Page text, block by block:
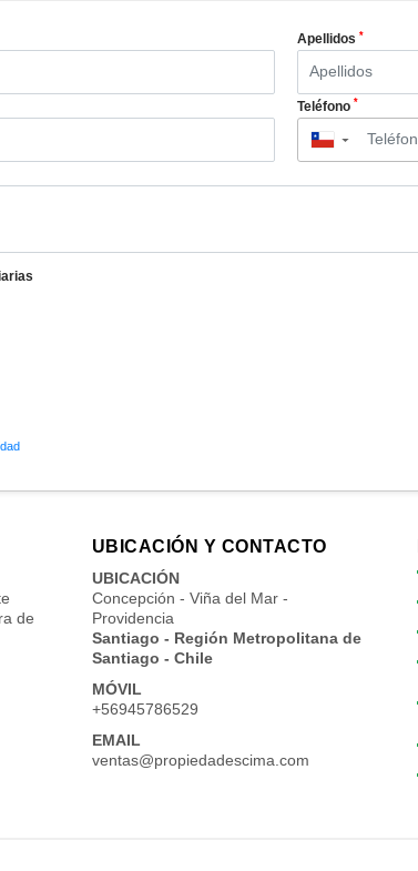
Apellidos *
Teléfono *
▼
de
UBICACIÓN Y CONTACTO
UBICACIÓN
Concepción - Viña del Mar -
Providencia
Santiago - Región Metropolitana de
Santiago - Chile
MÓVIL
+56945786529
EMAIL
ventas@propiedadescima.com